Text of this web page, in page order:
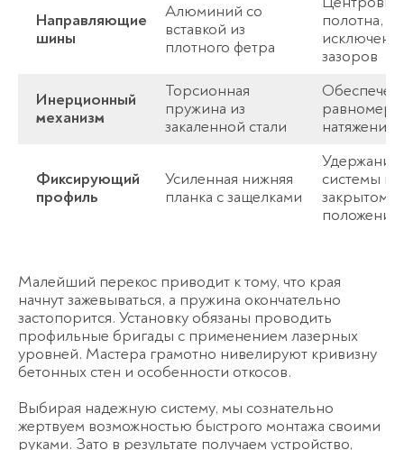
Направляющие
шины
Алюминий со
вставкой из
плотного фетра
полотна,
зазоров
Инерционный
механизм
Торсионная
пружина из
закаленной стали
натяжения
Фиксирующий
профиль
Усиленная нижняя
планка с защелками
Удержание
системы в
закрытом
положении
Малейший перекос приводит к тому, что края
начнут зажевываться, а пружина окончательно
застопорится. Установку обязаны проводить
профильные бригады с применением лазерных
уровней. Мастера грамотно нивелируют кривизну
бетонных стен и особенности откосов.
Выбирая надежную систему, мы сознательно
жертвуем возможностью быстрого монтажа своими
руками. Зато в результате получаем устройство,